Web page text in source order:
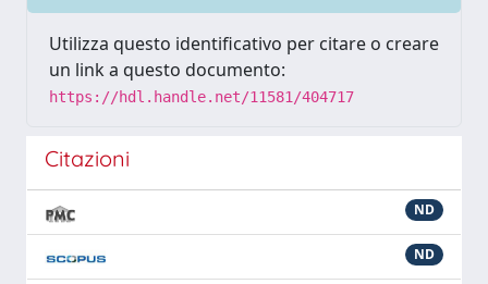
Utilizza questo identificativo per citare o creare
un link a questo documento:
https://hdl.handle.net/11581/404717
Citazioni
ND
ND